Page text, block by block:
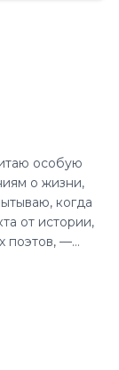
особую
о жизни,
когда
от истории,
поэтов, —
в книге